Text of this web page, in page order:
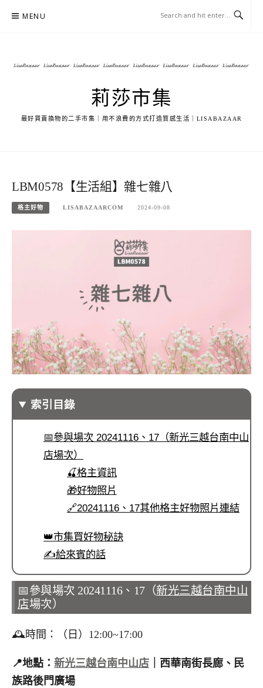
MENU
莉莎市集
最好買賣換物的二手市集｜用不浪費的方式打造質感生活｜LISABAZAAR
LBM0578【生活組】雜七雜八
格主好物 LISABAZAARCOM 2024-09-08
索引目錄
📅參與場次 20241116、17（新光三越台南中山
店場次）
🍒格主資訊
🎁好物照片
🔗20241116、17其他格主好物照片連結
👑市集買好物秘訣
✍️給來賓的話
📅參與場次 20241116、17（新光三越台南中山
店場次）
🕰️時間：（日）12:00~17:00
📍地點： 新光三越台南中山店 ｜西華南街長廊、民
族路後門廣場